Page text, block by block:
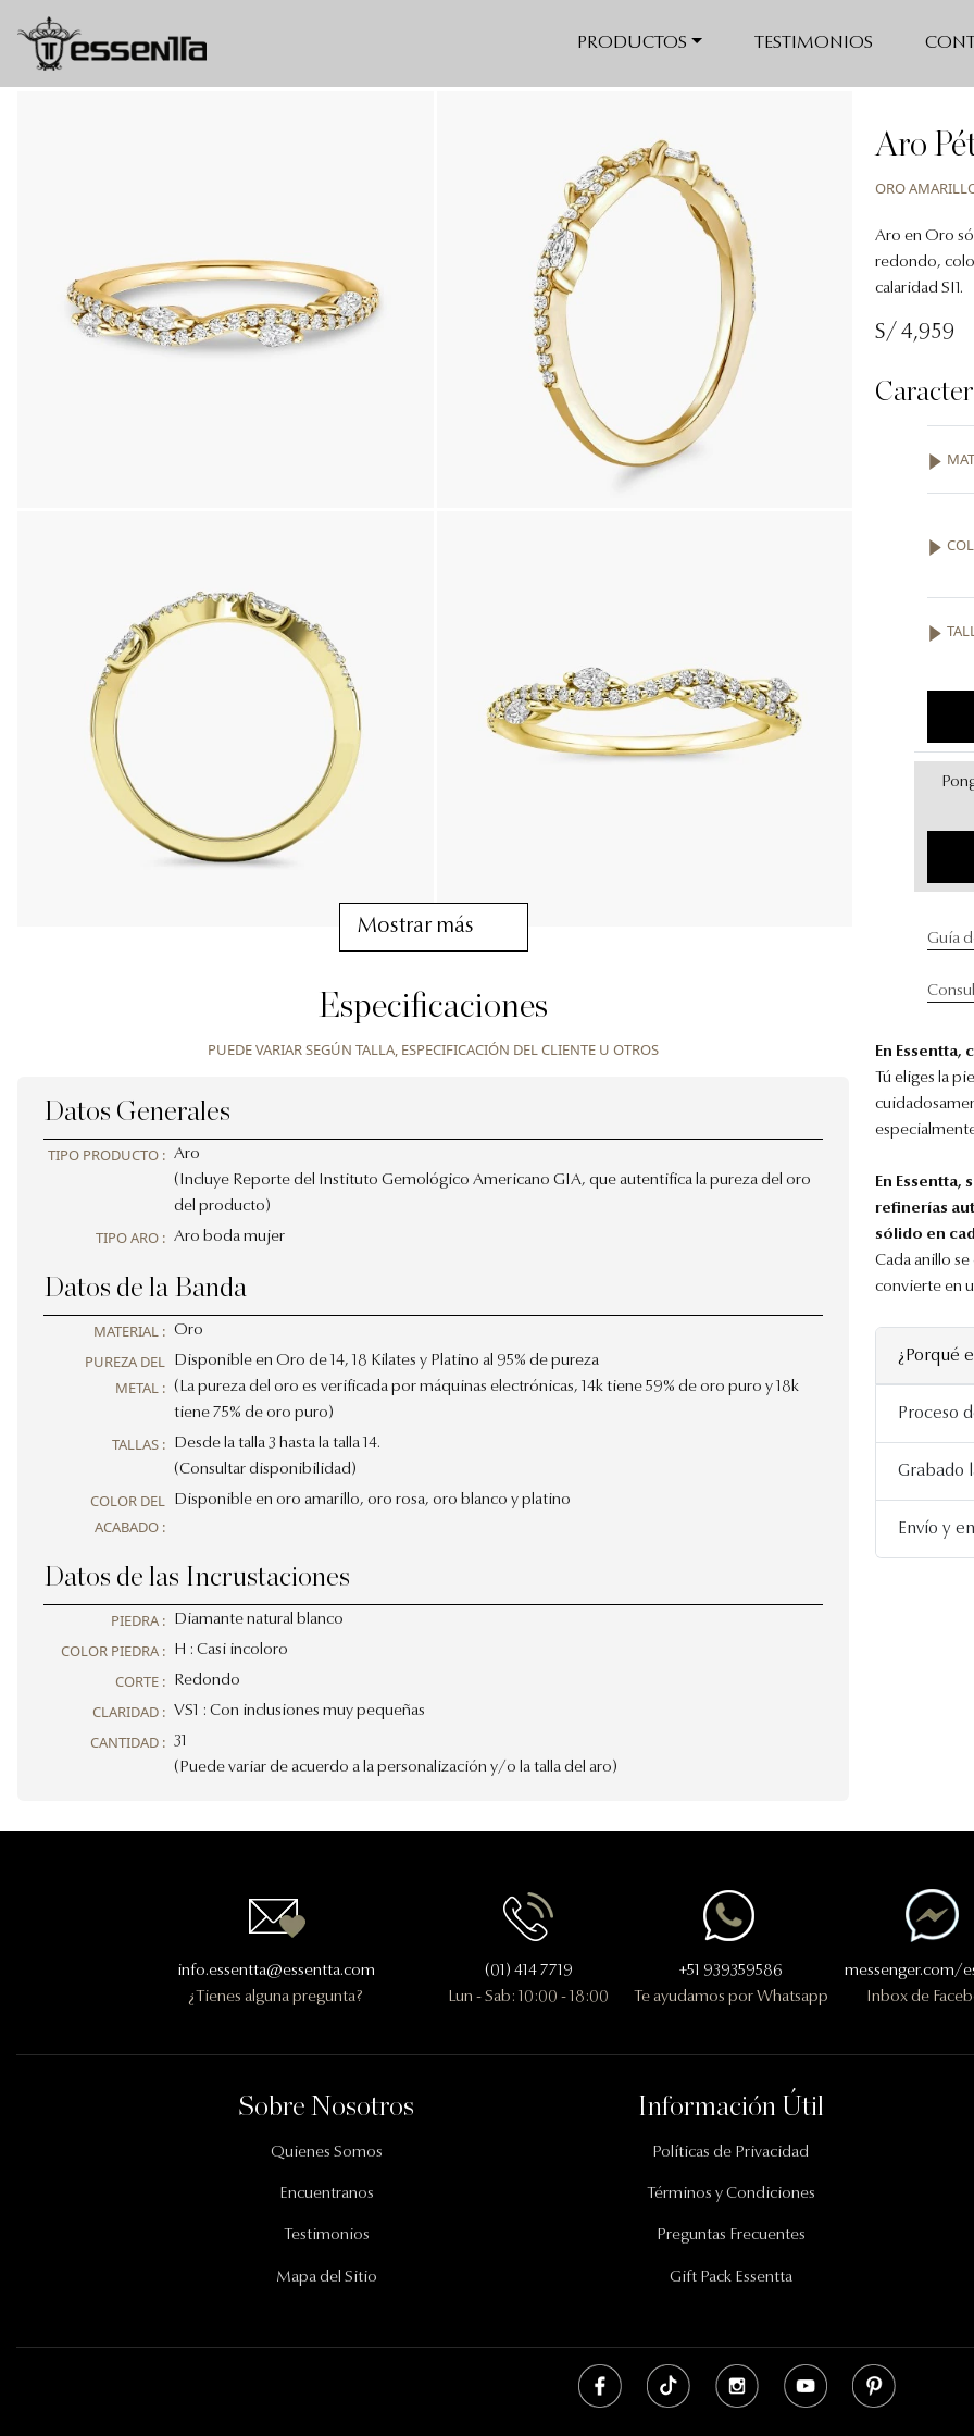
Aro Pétalos de Diamantes PRODUCTOS TESTIMONIOS
Mostrar más
Especificaciones
PUEDE VARIAR SEGÚN TALLA, ESPECIFICACIÓN DEL CLIENTE U OTROS
Datos Generales
TIPO PRODUCTO : Aro
(Incluye Reporte del Instituto Gemológico Americano GIA, que autentifica la pureza del oro
del producto)
TIPO ARO : Aro boda mujer
Datos de la Banda
MATERIAL : Oro
PUREZA DEL
METAL :
Disponible en Oro de 14, 18 Kilates y Platino al 95% de pureza
(La pureza del oro es verificada por máquinas electrónicas, 14k tiene 59% de oro puro y 18k
tiene 75% de oro puro)
TALLAS :
Desde la talla 3 hasta la talla 14.
(Consultar disponibilidad)
COLOR DEL
ACABADO :
Disponible en oro amarillo, oro rosa, oro blanco y platino
Datos de las Incrustaciones
PIEDRA : Diamante natural blanco
COLOR PIEDRA : H : Casi incoloro
CORTE : Redondo
CLARIDAD : VS1 : Con inclusiones muy pequeñas
CANTIDAD : 31
(Puede variar de acuerdo a la personalización y/o la talla del aro)
Aro
ORO
Aro en Oro
redondo,
calaridad SI1.
S/ 4,959
Guía
En Essentta,
Tú eliges la
En
refinerías
sólido en
Cada anillo
convierte en
¿Porqué
Proceso
Grabado
Envío y
info.essentta@essentta.com
¿Tienes alguna pregunta?
(01) 414 7719
Lun - Sab: 10:00 - 18:00
+51 939359586
Te ayudamos por Whatsapp
messenger.com/
Inbox de
Información Importante
Sobre Nosotros
Quienes Somos
Encuentranos
Testimonios
Mapa del Sitio
Información Útil
Políticas de Privacidad
Términos y Condiciones
Preguntas Frecuentes
Gift Pack Essentta